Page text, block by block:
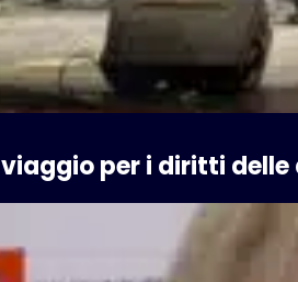
per i diritti